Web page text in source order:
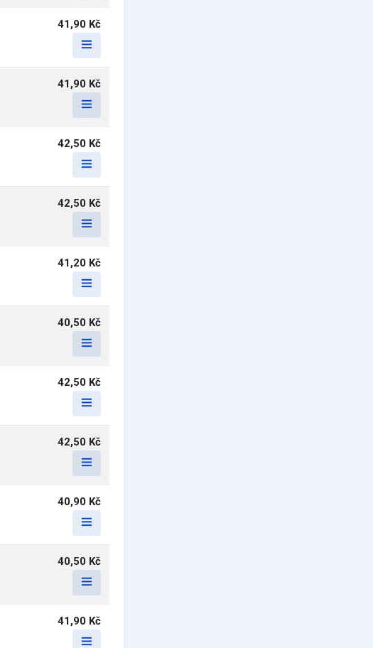
41,90 Kč
41,90 Kč
42,50 Kč
42,50 Kč
41,20 Kč
40,50 Kč
42,50 Kč
42,50 Kč
40,90 Kč
40,50 Kč
41,90 Kč